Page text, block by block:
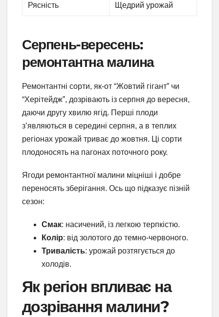
Рясність Щедрий урожай
Серпень-вересень:
ремонтантна малина
Ремонтантні сорти, як-от “Жовтий гігант” чи
“Херітейдж”, дозрівають із серпня до вересня,
даючи другу хвилю ягід. Перші плоди
з’являються в середині серпня, а в теплих
регіонах урожай триває до жовтня. Ці сорти
плодоносять на пагонах поточного року.
Ягоди ремонтантної малини міцніші і добре
переносять зберігання. Ось що підказує пізній
сезон:
Смак: насичений, із легкою терпкістю.
Колір: від золотого до темно-червоного.
Тривалість: урожай розтягується до
холодів.
Як регіон впливає на
дозрівання малини?